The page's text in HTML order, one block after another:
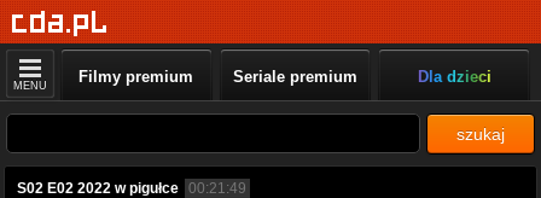
MENU Filmy premium Seriale premium Dla dzieci
szukaj
S02 E02 2022 w pigułce 00:21:49